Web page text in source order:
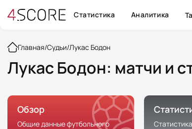
Статистика Аналитика
Главная/Судьи/Лукас Бодон
Лукас Бодон: матчи и
Обзор
Общие данные футбольного